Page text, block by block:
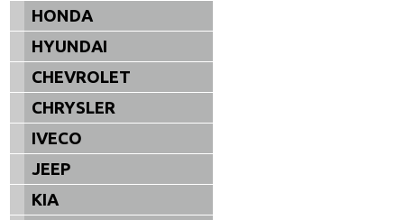
HONDA
HYUNDAI
CHEVROLET
CHRYSLER
IVECO
JEEP
KIA